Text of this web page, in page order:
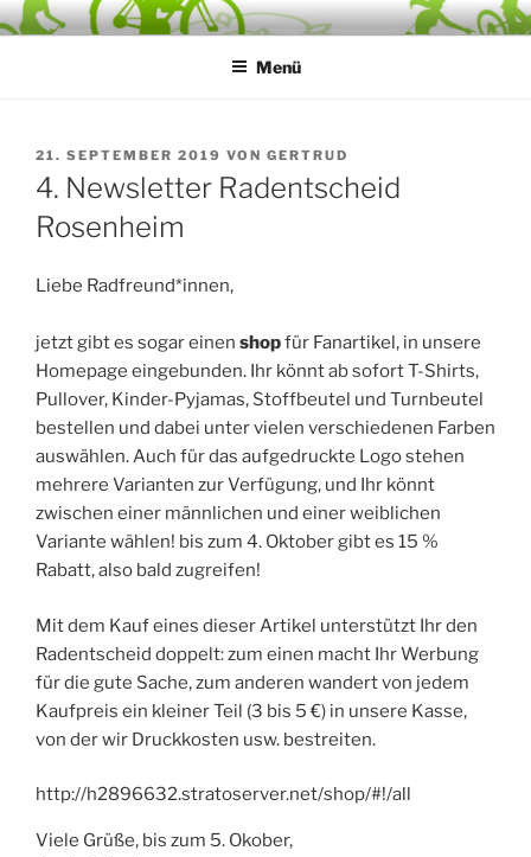
Zum
InhaltRADENTSCHEID ROSENHEIM
… auf zum Bürgerbegehren
Menü
VERÖFFENTLICHT
AM
21. SEPTEMBER 2019 VON GERTRUD
4. Newsletter Radentscheid
Rosenheim
Liebe Radfreund*innen,
jetzt gibt es sogar einen shopfür Fanartikel, in unsere
Homepage eingebunden. Ihr könnt ab sofort T-Shirts,
Pullover, Kinder-Pyjamas, Stoffbeutel und Turnbeutel
bestellen und dabei unter vielen verschiedenen Farben
auswählen. Auch für das aufgedruckte Logo stehen
mehrere Varianten zur Verfügung, und Ihr könnt
zwischen einer männlichen und einer weiblichen
Variante wählen! bis zum 4. Oktober gibt es 15 %
Rabatt, also bald zugreifen!
Mit dem Kauf eines dieser Artikel unterstützt Ihr den
Radentscheid doppelt: zum einen macht Ihr Werbung
für die gute Sache, zum anderen wandert von jedem
Kaufpreis ein kleiner Teil (3 bis 5 €) in unsere Kasse,
von der wir Druckkosten usw. bestreiten.
http://h2896632.stratoserver.net/shop/#!/all
Viele Grüße, bis zum 5. Okober,